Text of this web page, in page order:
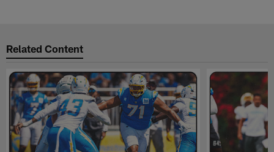
Related Content